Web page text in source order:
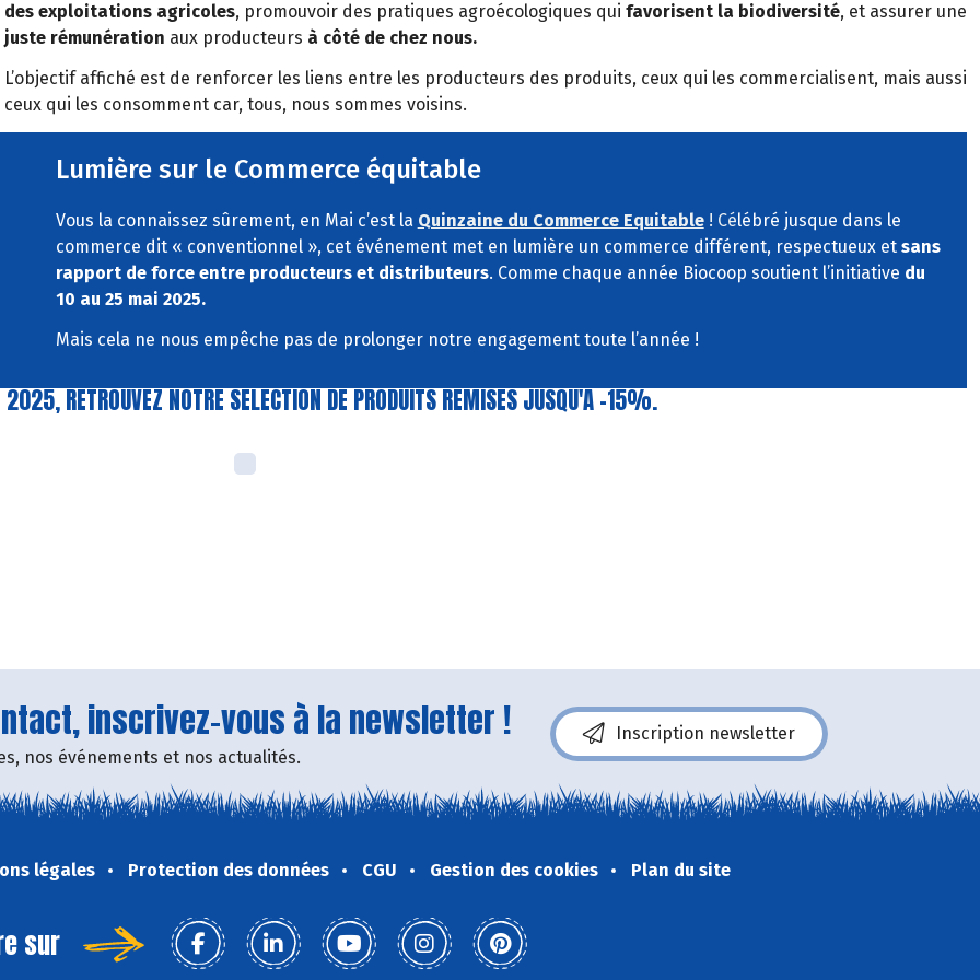
des exploitations agricoles, promouvoir des pratiques agroécologiques qui favorisent la biodiversité, et assurer une
juste rémunération aux producteurs à côté de chez nous.
L’objectif affiché est de renforcer les liens entre les producteurs des produits, ceux qui les commercialisent, mais aussi
ceux qui les consomment car, tous, nous sommes voisins.
Lumière sur le Commerce équitable
Vous la connaissez sûrement, en Mai c’est la Quinzaine du Commerce Equitable! Célébré jusque dans le
commerce dit « conventionnel », cet événement met en lumière un commerce différent, respectueux etsans
rapport de force entre producteurs et distributeurs. Comme chaque année Biocoop soutient l’initiative du
10 au 25 mai 2025.
Mais cela ne nous empêche pas de prolonger notre engagement toute l’année !
RETROUVEZ NOTRE SELECTION DE PRODUITS REMISES JUSQU'A -15%.
inscrivez-vous à la newsletter !
nos événements et nos actualités.
Inscription newsletter
légales Protection des données CGU Gestion des cookies Plan du site
sur